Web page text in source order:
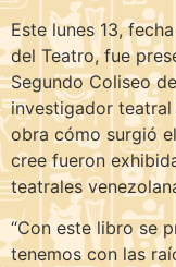
Este lunes 13,
del Teatro, fue
Segundo Coliseo
investigador teatral
obra cómo surgió
cree fueron
teatrales
“Con este libro se
tenemos con las